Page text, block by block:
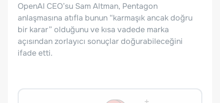
OpenAI CEO’su Sam Altman, Pentagon
anlaşmasına atıfla bunun “karmaşık ancak doğru
bir karar” olduğunu ve kısa vadede marka
açısından zorlayıcı sonuçlar doğurabileceğini
ifade etti.